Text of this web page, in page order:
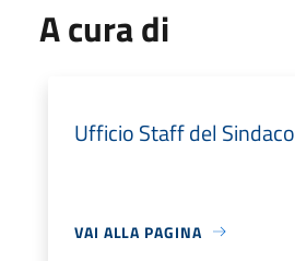
A cura di
Ufficio Staff del Sindaco
VAI ALLA PAGINA